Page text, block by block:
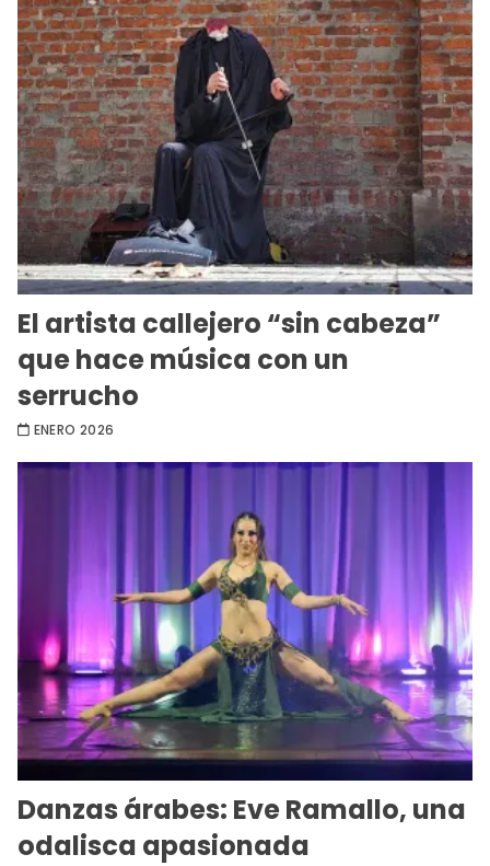
El artista callejero “sin cabeza”
que hace música con un
serrucho
ENERO 2026
Danzas árabes: Eve Ramallo, una
odalisca apasionada